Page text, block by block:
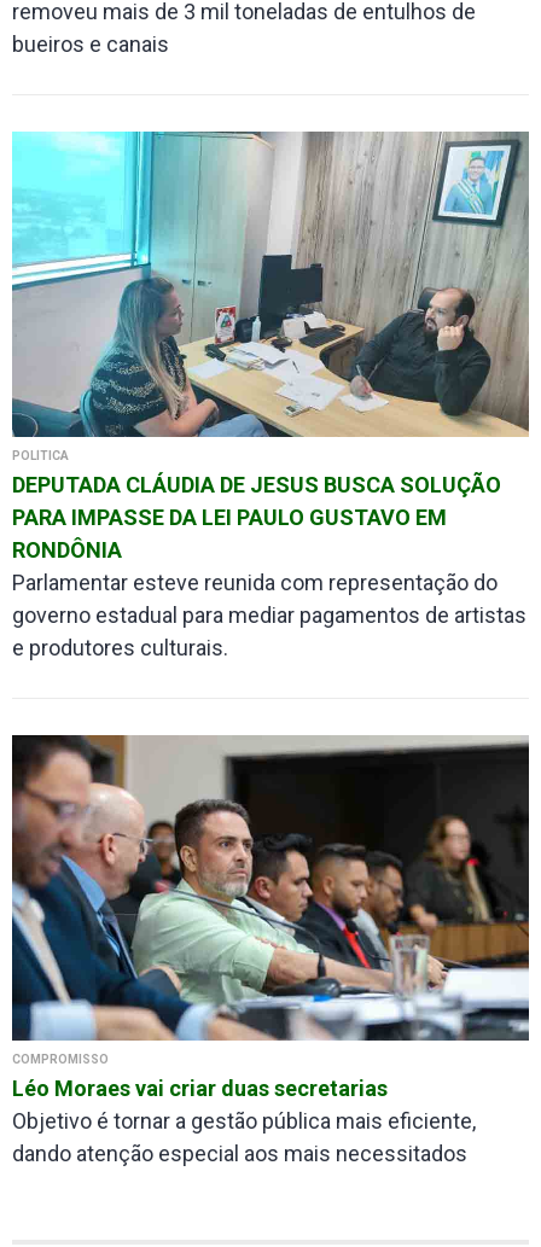
removeu mais de 3 mil toneladas de entulhos de
bueiros e canais
POLÍTICA
DEPUTADA CLÁUDIA DE JESUS BUSCA SOLUÇÃO
PARA IMPASSE DA LEI PAULO GUSTAVO EM
RONDÔNIA
Parlamentar esteve reunida com representação do
governo estadual para mediar pagamentos de artistas
e produtores culturais.
COMPROMISSO
Léo Moraes vai criar duas secretarias
Objetivo é tornar a gestão pública mais eficiente,
dando atenção especial aos mais necessitados